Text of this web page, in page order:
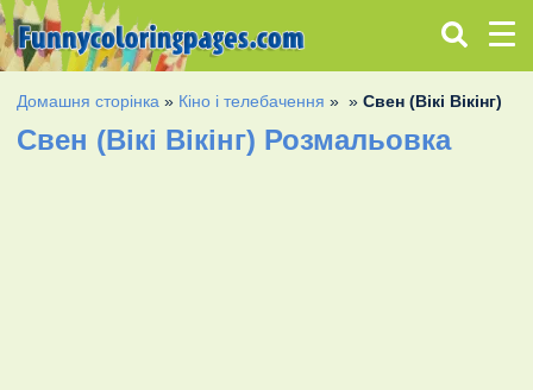
Домашня сторінка » Кіно і телебачення » »Свен (Вікі Вікінг)
Свен (Вікі Вікінг) Розмальовка